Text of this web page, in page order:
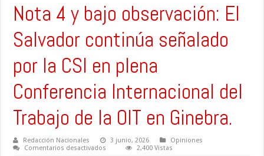
Nota 4 y bajo observación: El
Salvador continúa señalado
por la CSI en plena
Conferencia Internacional del
Trabajo de la OIT en Ginebra.
Redacción Nacionales 3 junio, 2026
Opiniones
Comentarios desactivados
2,400 Vistas